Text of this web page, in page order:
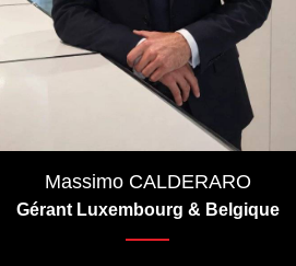
Massimo CALDERARO
Gérant Luxembourg & Belgique